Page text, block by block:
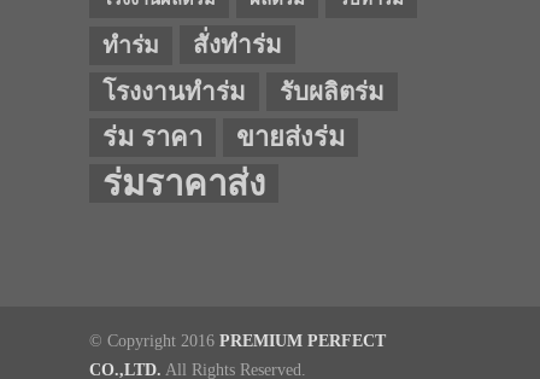
ทำร่ม
สั่งทำร่ม
โรงงานทำร่ม
รับผลิตร่ม
ร่ม ราคา ขายส่งร่ม
ร่มราคาส่ง
© Copyright 2016 PREMIUM PERFECT
CO.,LTD. All Rights Reserved.